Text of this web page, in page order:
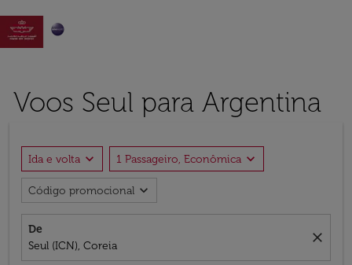

Voos Seul para Argentina
Ida e volta expand_more 1 Passageiro, Econômica expand_more
Código promocional expand_more
De
Seul (ICN), Coreia
close